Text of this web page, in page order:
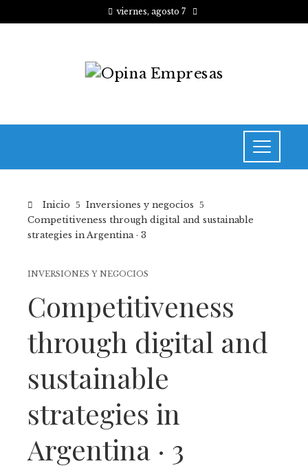
viernes, agosto 7
Inicio
Inversiones y negocios
Competitiveness through digital and sustainable
strategies in Argentina · 3
INVERSIONES Y NEGOCIOS
Competitiveness
through digital and
sustainable
strategies in
Argentina · 3